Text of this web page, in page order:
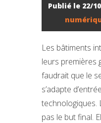
Publié le 22/
Les bâtiments
leurs premières
faudrait que le
s’adapte
technologiques.
pas le but final.